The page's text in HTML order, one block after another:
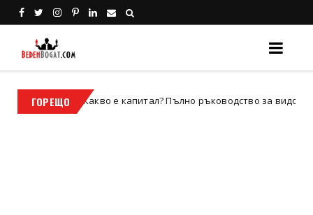
ГОРЕЩО
Какво е капитал? Пълно ръководство за видовете капитал,